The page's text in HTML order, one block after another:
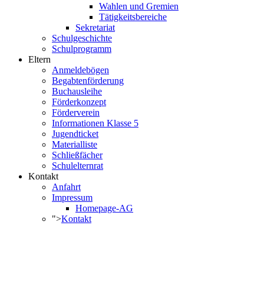
Wahlen und Gremien
Tätigkeitsbereiche
Sekretariat
Schulgeschichte
Schulprogramm
Eltern
Anmeldebögen
Begabtenförderung
Buchausleihe
Förderkonzept
Förderverein
Informationen Klasse 5
Jugendticket
Materialliste
Schließfächer
Schulelternrat
Kontakt
Anfahrt
Impressum
Homepage-AG
">Kontakt